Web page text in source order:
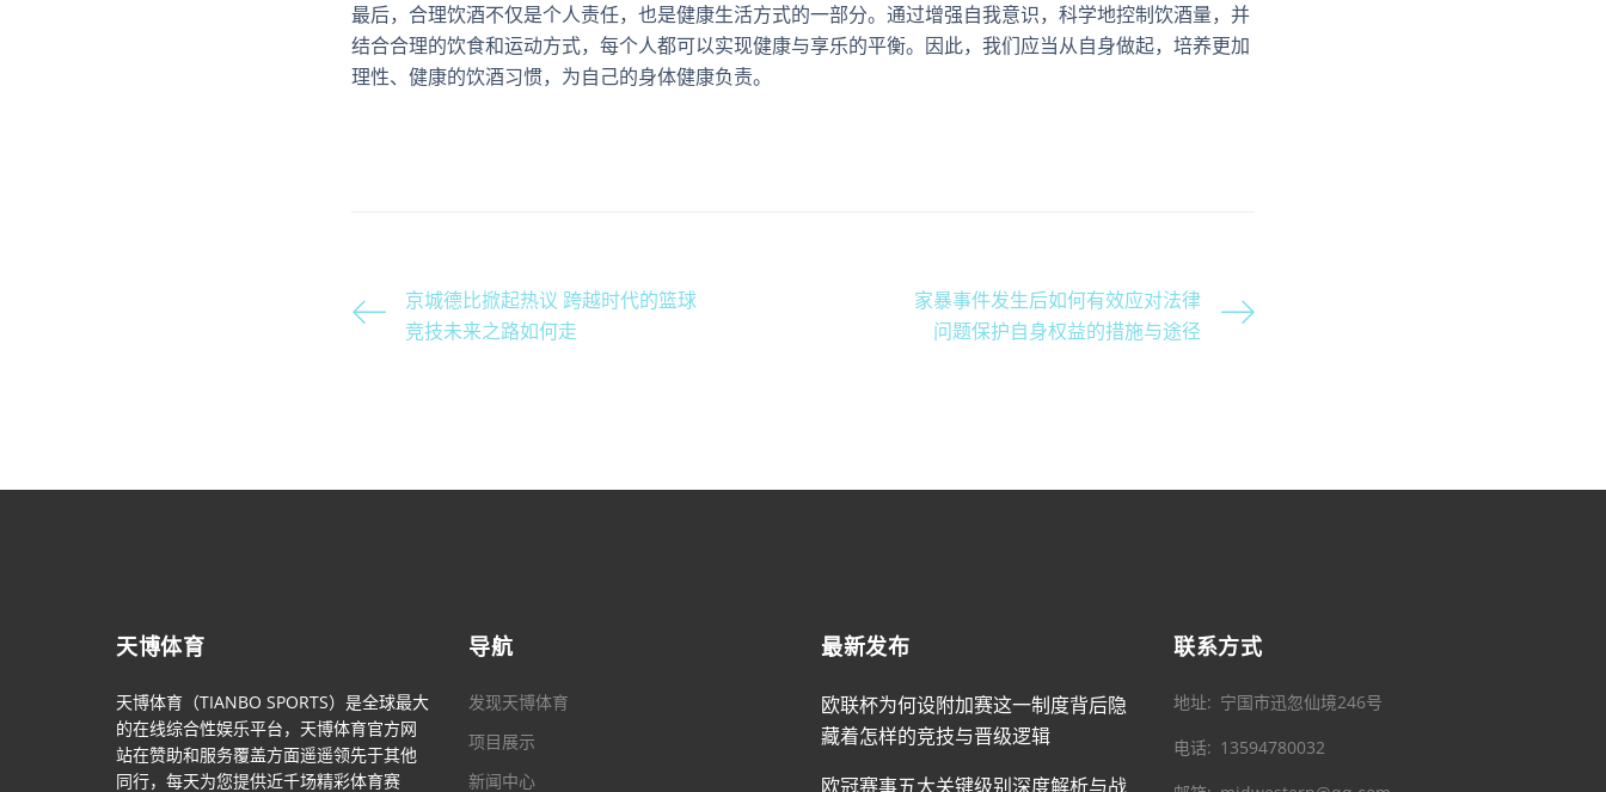
最后，合理饮酒不仅是个人责任，也是健康生活方式的一部分。通过增强自我意识，科学地控制饮酒量，并
结合合理的饮食和运动方式，每个人都可以实现健康与享乐的平衡。因此，我们应当从自身做起，培养更加
理性、健康的饮酒习惯，为自己的身体健康负责。
京城德比掀起热议 跨越时代的篮球
竞技未来之路如何走
家暴事件发生后如何有效应对法律
问题保护自身权益的措施与途径
天博体育
天博体育（TIANBO SPORTS）是全球最大
的在线综合性娱乐平台，天博体育官方网
站在赞助和服务覆盖方面遥遥领先于其他
同行，每天为您提供近千场精彩体育赛
导航
发现天博体育
项目展示
新闻中心
最新发布
欧联杯为何设附加赛这一制度背后隐
藏着怎样的竞技与晋级逻辑
欧冠赛事五大关键级别深度解析与战
联系方式
地址
宁国市迅忽仙境246号
电话
13594780032